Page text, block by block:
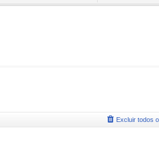
Excluir todos